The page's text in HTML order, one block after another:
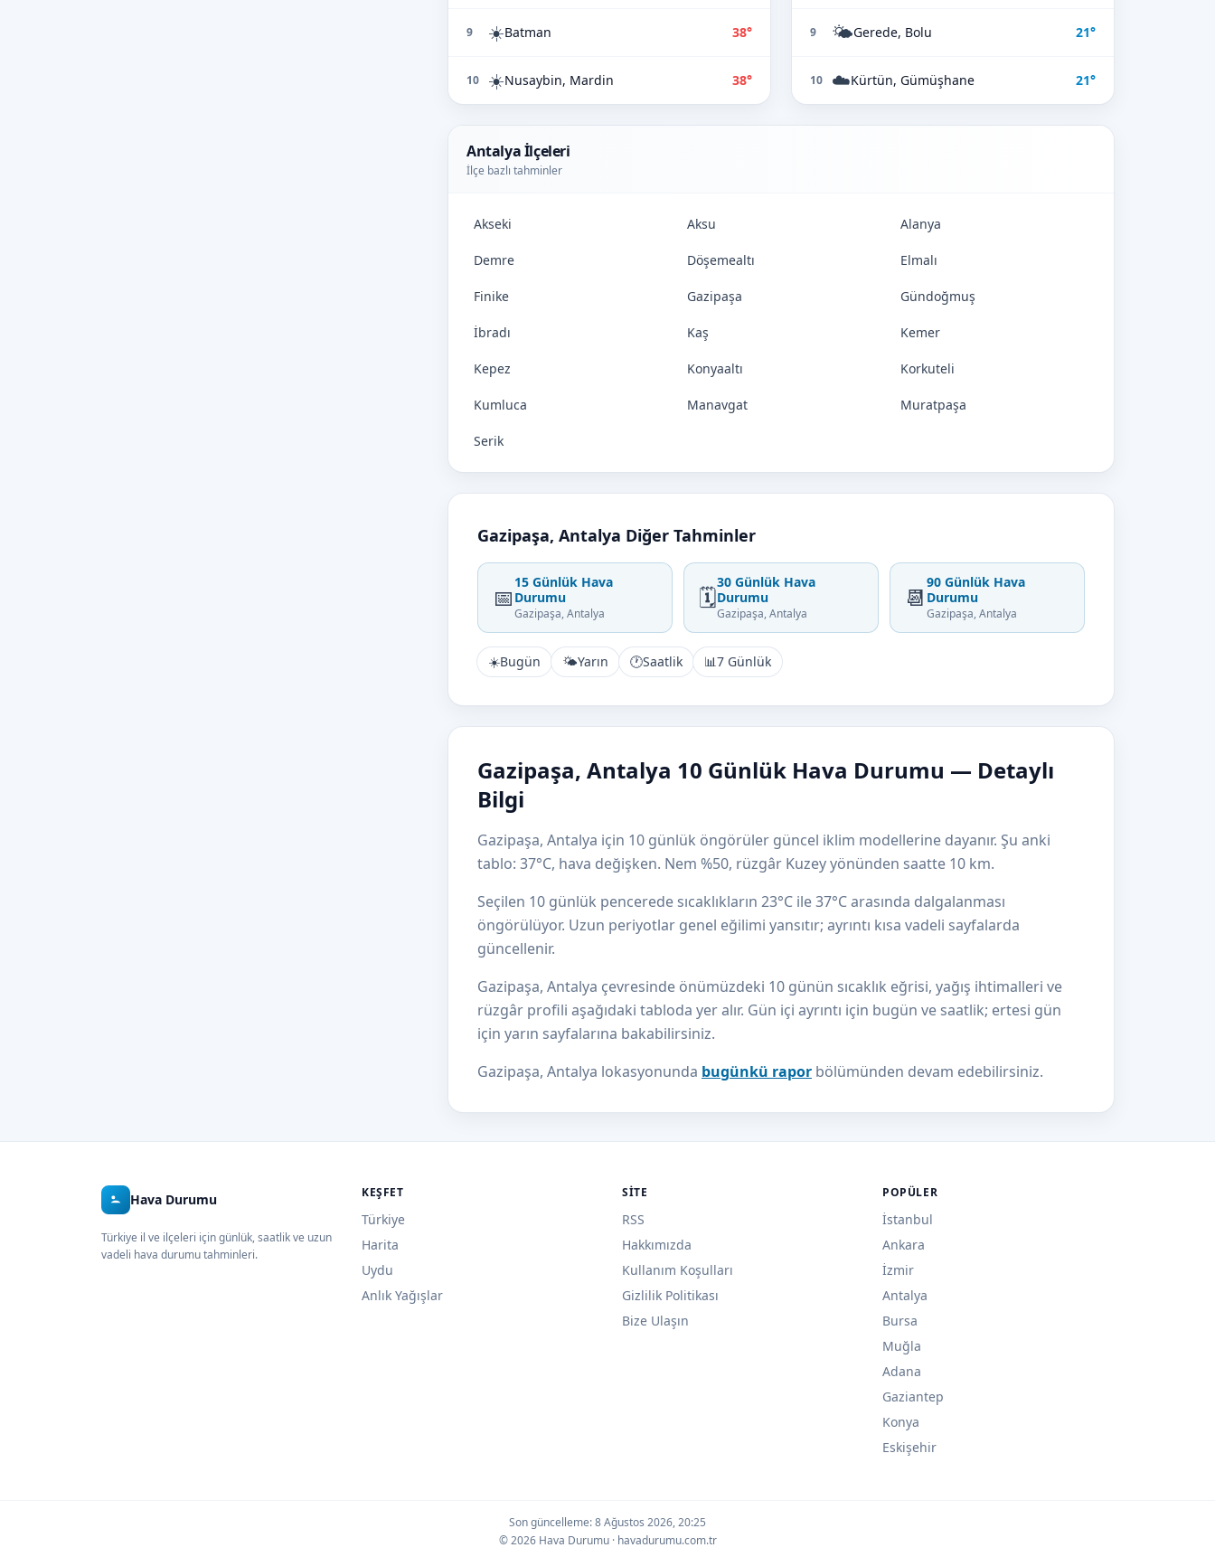
9 ☀️Batman 38°
10 ☀️Nusaybin, Mardin 38°
9 🌤️Gerede, Bolu 21°
10 ☁️Kürtün, Gümüşhane 21°
Antalya İlçeleri
İlçe bazlı tahminler
Akseki Aksu Alanya
Demre Döşemealtı Elmalı
Finike Gazipaşa Gündoğmuş
İbradı Kaş Kemer
Kepez Konyaaltı Korkuteli
Kumluca Manavgat Muratpaşa
Serik
Gazipaşa, Antalya Diğer Tahminler
📅
15 Günlük Hava
Durumu
Gazipaşa, Antalya
🗓️
30 Günlük Hava
Durumu
Gazipaşa, Antalya
📆
90 Günlük Hava
Durumu
Gazipaşa, Antalya
☀️Bugün 🌤️Yarın 🕐Saatlik 📊7 Günlük
Gazipaşa, Antalya 10 Günlük Hava Durumu — Detaylı
Bilgi
Gazipaşa, Antalya için 10 günlük öngörüler güncel iklim modellerine dayanır. Şu anki
tablo: 37°C, hava değişken. Nem %50, rüzgâr Kuzey yönünden saatte 10 km.
Seçilen 10 günlük pencerede sıcaklıkların 23°C ile 37°C arasında dalgalanması
öngörülüyor. Uzun periyotlar genel eğilimi yansıtır; ayrıntı kısa vadeli sayfalarda
güncellenir.
Gazipaşa, Antalya çevresinde önümüzdeki 10 günün sıcaklık eğrisi, yağış ihtimalleri ve
rüzgâr profili aşağıdaki tabloda yer alır. Gün içi ayrıntı için bugün ve saatlik; ertesi gün
için yarın sayfalarına bakabilirsiniz.
Gazipaşa, Antalya lokasyonunda bugünkü rapor bölümünden devam edebilirsiniz.
Hava Durumu
Türkiye il ve ilçeleri için günlük, saatlik ve uzun
vadeli hava durumu tahminleri.
KEŞFET
Türkiye
Harita
Uydu
Anlık Yağışlar
SITE
RSS
Hakkımızda
Kullanım Koşulları
Gizlilik Politikası
Bize Ulaşın
POPÜLER
İstanbul
Ankara
İzmir
Antalya
Bursa
Muğla
Adana
Gaziantep
Konya
Eskişehir
Son güncelleme:8 Ağustos 2026, 20:25
© 2026 Hava Durumu · havadurumu.com.tr